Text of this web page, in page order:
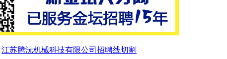
江苏腾沅机械科技有限公司招聘线切割